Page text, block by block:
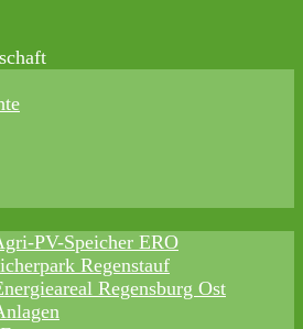
PV-Speicher ERO
Regenstauf
Regensburg Ost